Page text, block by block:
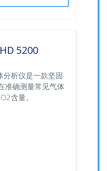
5200
分析仪是一款坚固
准确测量常见气体
含量。